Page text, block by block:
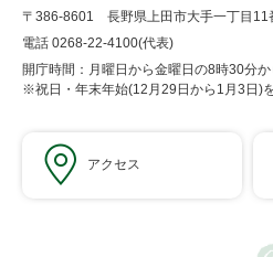
〒386-8601 長野県上田市大手一丁目11
電話 0268-22-4100(代表)
開庁時間：月曜日から金曜日の8時30分
※祝日・年末年始(12月29日から1月3日)
アクセス